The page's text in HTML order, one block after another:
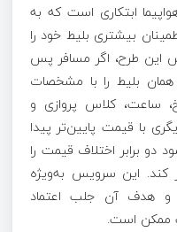
ابتکاری است که به
بیشتری بلیط خود را
این طرح، اگر مسافر پس
بلیط را با مشخصات
ساعت، کلاس پروازی و
با قیمت پایین‌تر پیدا
دو برابر اختلاف قیمت را
کند. این سرویس به‌ویژه
و هدف آن جلب اعتماد
ممکن است.